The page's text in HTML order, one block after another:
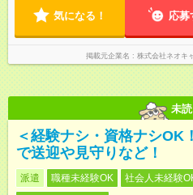
気になる！ 応募
掲載元企業名 株式会社ネオキ
未読
＜経験ナシ・資格ナシOK
で送迎や見守りなど！
派遣 職種未経験OK 社会人未経験